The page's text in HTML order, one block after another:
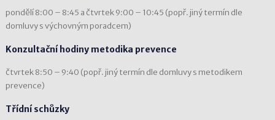
pondělí 8:00 – 8:45 a čtvrtek 9:00 – 10:45 (popř. jiný termín dle
domluvy s výchovným poradcem)
Konzultační hodiny metodika prevence
čtvrtek 8:50 – 9:40 (popř. jiný termín dle domluvy s metodikem
prevence)
Třídní schůzky